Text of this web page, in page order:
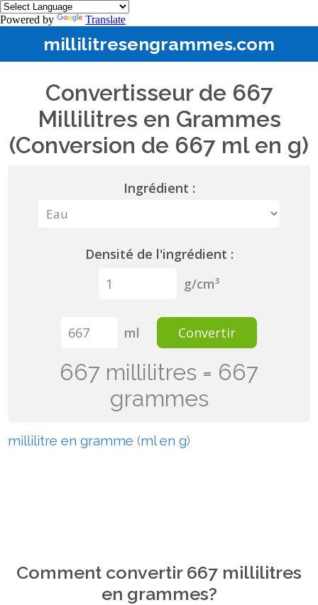
Powered by Translate
millilitresengrammes.com
Convertisseur de 667
Millilitres en Grammes
(Conversion de 667 ml en g)
Ingrédient :
Densité de l'ingrédient :
g/cm³
ml Convertir
667 millilitres = 667
grammes
millilitre en gramme (ml en g)
Comment convertir 667 millilitres
en grammes?